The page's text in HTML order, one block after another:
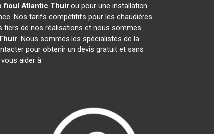
fioul Atlantic Thuir ou pour une installation
Nos tarifs compétitifs pour les chaudières
de nos réalisations et nous sommes
. Nous sommes les spécialistes de la
pour obtenir un devis gratuit et sans
aider à